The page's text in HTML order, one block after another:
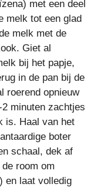
met een deel
melk tot een glad
melk met de
Giet al
bij het papje,
in de pan bij de
roerend opnieuw
minuten zachtjes
is. Haal van het
boter
schaal, dek af
room om
en laat volledig